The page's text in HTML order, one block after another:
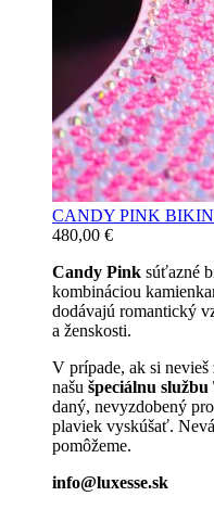
CANDY PINK
480,00 €
Candy Pink súťazné
kombináciou
dodávajú romantický
a ženskosti.
V prípade, ak si
našu špeciálnu
daný, nevyzdobený
plaviek vyskúšať.
pomôžeme.
info@luxesse.sk